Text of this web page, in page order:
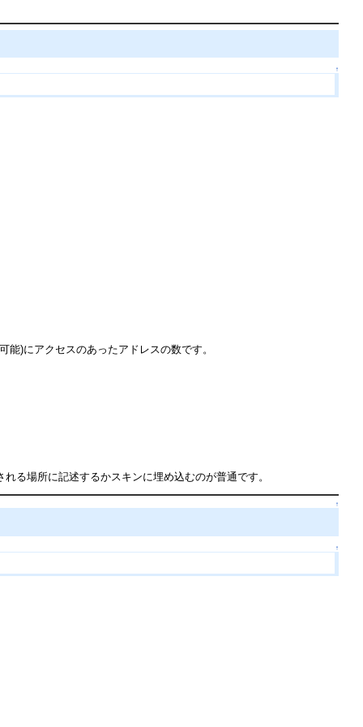
↑
)にアクセスのあったアドレスの数です。
れる場所に記述するかスキンに埋め込むのが普通です。
↑
↑